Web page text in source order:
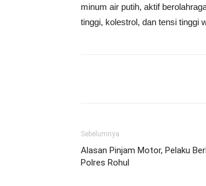
minum air putih, aktif
tinggi, kolestrol, dan tensi tinggi
Sebelumnya
Alasan Pinjam Motor, Pelaku
Polres Rohul